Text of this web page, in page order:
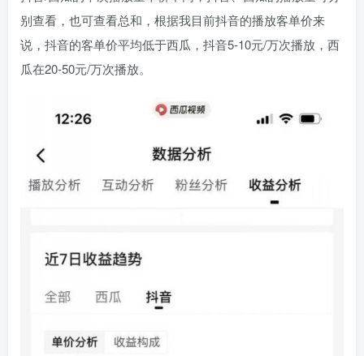
别查看，也可查看总和，根据我目前抖音的播放客单价来
说，抖音的客单价平均低于西瓜，抖音5-10元/万次播放，西
瓜在20-50元/万次播放。